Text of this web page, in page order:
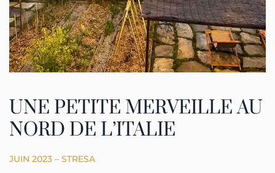
UNE PETITE MERVEILLE AU
NORD DE L’ITALIE
JUIN 2023 – STRESA